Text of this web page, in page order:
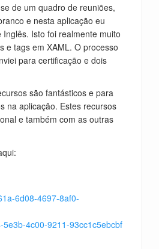
de um quadro de reuniões,
e nesta aplicação eu
Isto foi realmente muito
e tags em XAML. O processo
para certificação e dois
são fantásticos e para
na aplicação. Estes recursos
e também com as outras
6d08-4697-8af0-
4c00-9211-93cc1c5ebcbf